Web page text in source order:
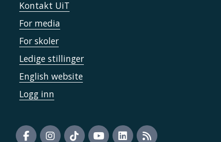
Kontakt UiT
For media
For skoler
Ledige stillinger
English website
Logg inn